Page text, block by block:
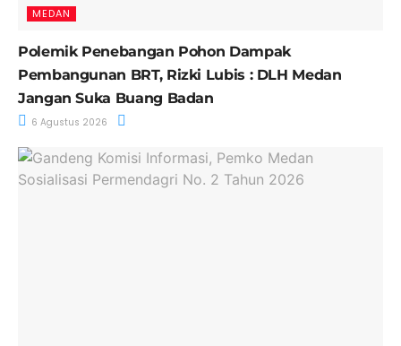
MEDAN
Polemik Penebangan Pohon Dampak
Pembangunan BRT, Rizki Lubis : DLH Medan
Jangan Suka Buang Badan
6 Agustus 2026